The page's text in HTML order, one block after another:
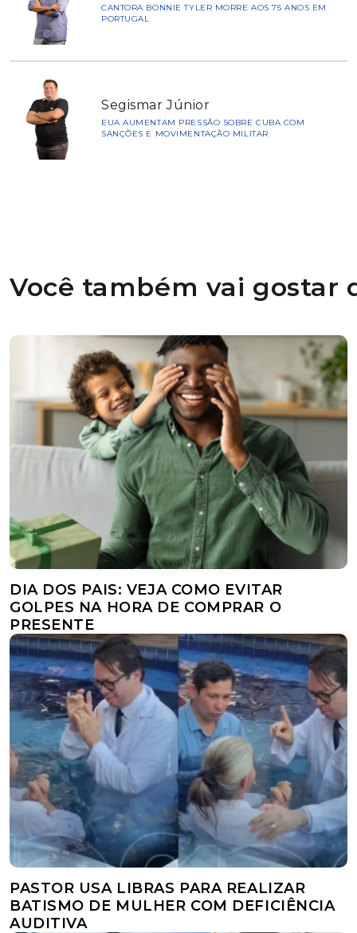
CANTORA BONNIE TYLER MORRE AOS 75 ANOS EM
PORTUGAL
Segismar Júnior
EUA AUMENTAM PRESSÃO SOBRE CUBA COM
SANÇÕES E MOVIMENTAÇÃO MILITAR
Você também vai gostar
DIA DOS PAIS: VEJA COMO EVITAR
GOLPES NA HORA DE COMPRAR O
PRESENTE
PASTOR USA LIBRAS PARA REALIZAR
BATISMO DE MULHER COM DEFICIÊNCIA
AUDITIVA